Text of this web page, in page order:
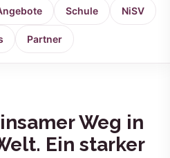
Schule NiSV
Partner
Weg in
Ein starker